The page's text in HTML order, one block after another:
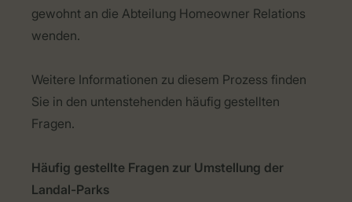
gewohnt an die Abteilung Homeowner Relations
wenden.
Weitere Informationen zu diesem Prozess finden
Sie in den untenstehenden häufig gestellten
Fragen.
Häufig gestellte Fragen zur Umstellung der
Landal-Parks